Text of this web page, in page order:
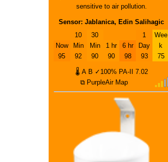
sensitive to air pollution.
Sensor: Jablanica, Edin Salihagic
Now
95
10
Min
92
30
Min
90
1 hr
90
6 hr
98
1
Day
93
Wee
k
75
🌡 A B ✓100% PA-II
7.02
⧉ PurpleAir Map